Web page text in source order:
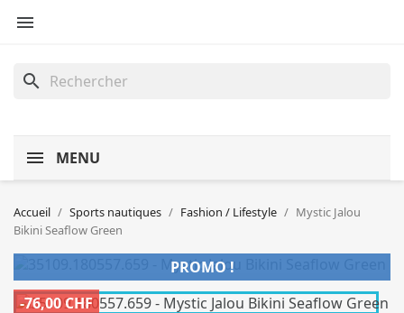

search
MENU
Accueil Sports nautiques Fashion / Lifestyle
Mystic Jalou
Bikini Seaflow Green
PROMO !
-76,00 CHF